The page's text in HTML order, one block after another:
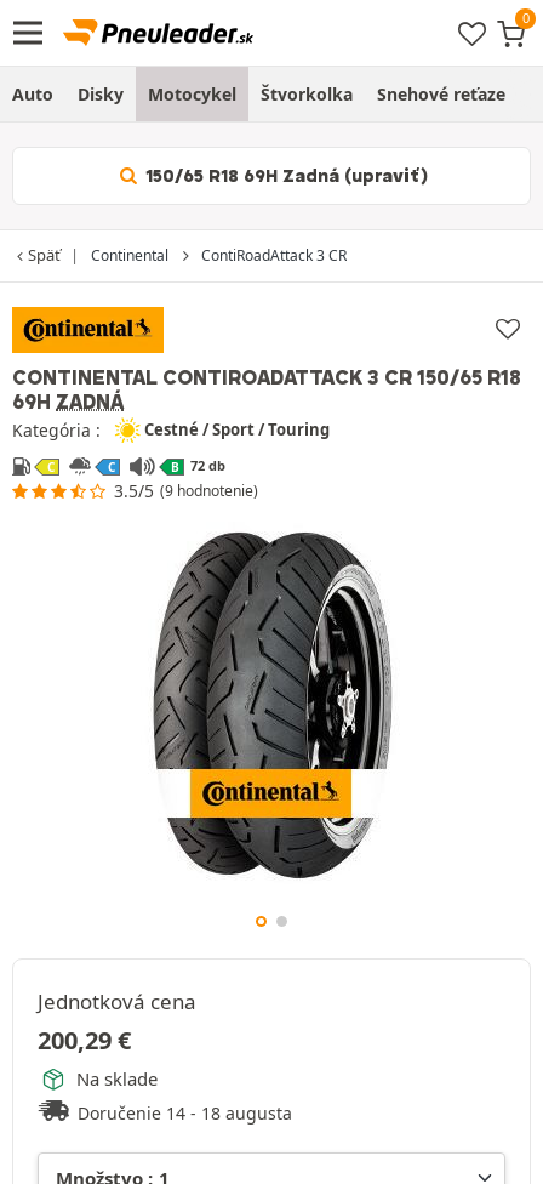
Auto Disky Motocykel Štvorkolka Snehové reťaze
150/65 R18 69H Zadná (upraviť)
Späť Continental ContiRoadAttack 3 CR
CONTINENTAL CONTIROADATTACK 3 CR 150/65 R18
69H ZADNÁ
Kategória : Cestné / Sport / Touring
C C B 72 db
3.5/5 (9 hodnotenie)
Jednotková cena
200,29€
Na sklade
Doručenie 14 - 18 augusta